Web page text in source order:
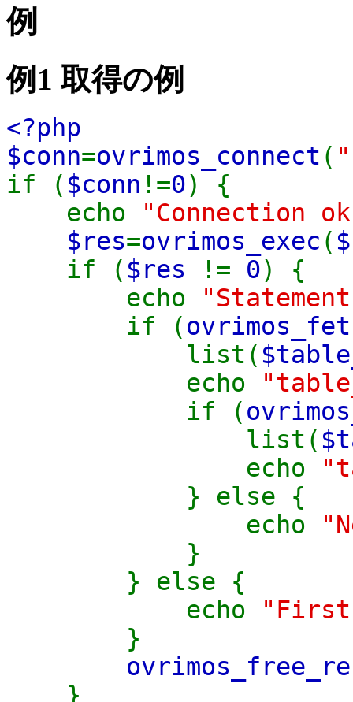
例
例1 取得の例
<?php
$conn=ovrimos_connect (
if ( $conn !=0) {
echo
"Connection
$res=ovrimos_exec (
if ( $res != 0) {
echo
if (
list(
echo
if (
list(
echo
} else {
echo
}
} else {
echo
}
}